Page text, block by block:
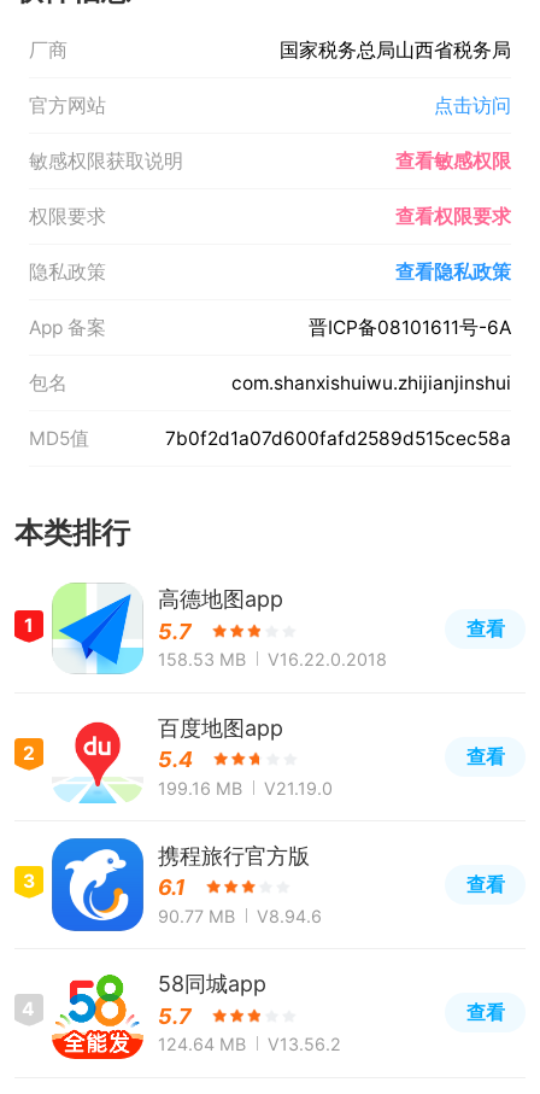
厂商 国家税务总局山西省税务局
官方网站 点击访问
敏感权限获取说明 查看敏感权限
权限要求 查看权限要求
隐私政策 查看隐私政策
App 备案 晋ICP备08101611号-6A
包名 com.shanxishuiwu.zhijianjinshui
MD5值 7b0f2d1a07d600fafd2589d515cec58a
本类排行
1
高德地图app
5.7
158.53 MB V16.22.0.2018
查看
2
百度地图app
5.4
199.16 MB V21.19.0
查看
3
携程旅行官方版
6.1
90.77 MB V8.94.6
查看
4
58同城app
5.7
124.64 MB V13.56.2
查看